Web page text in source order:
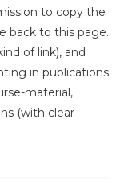
to copy the
back to this page.
of link), and
in publications
material,
(with clear